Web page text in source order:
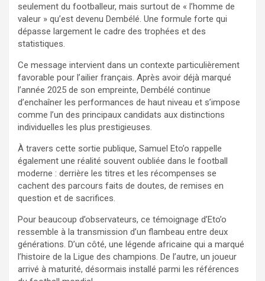
seulement du footballeur, mais surtout de « l’homme de
valeur » qu’est devenu Dembélé. Une formule forte qui
dépasse largement le cadre des trophées et des
statistiques.
Ce message intervient dans un contexte particulièrement
favorable pour l’ailier français. Après avoir déjà marqué
l’année 2025 de son empreinte, Dembélé continue
d’enchaîner les performances de haut niveau et s’impose
comme l’un des principaux candidats aux distinctions
individuelles les plus prestigieuses.
À travers cette sortie publique, Samuel Eto’o rappelle
également une réalité souvent oubliée dans le football
moderne : derrière les titres et les récompenses se
cachent des parcours faits de doutes, de remises en
question et de sacrifices.
Pour beaucoup d’observateurs, ce témoignage d’Eto’o
ressemble à la transmission d’un flambeau entre deux
générations. D’un côté, une légende africaine qui a marqué
l’histoire de la Ligue des champions. De l’autre, un joueur
arrivé à maturité, désormais installé parmi les références